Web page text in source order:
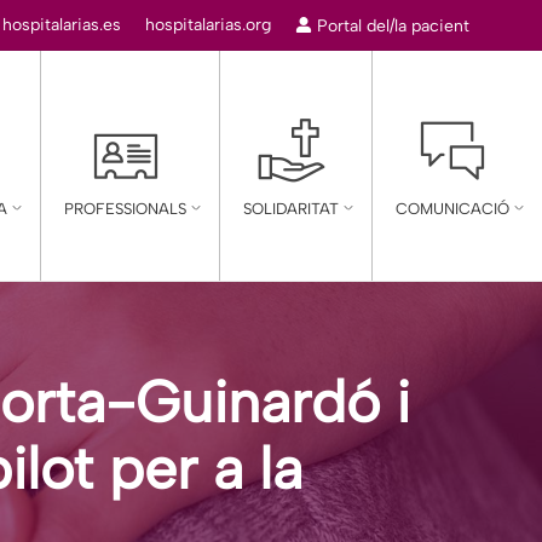
hospitalarias.es hospitalarias.org Portal del/la pacient
PROFESSIONALS SOLIDARITAT COMUNICACIÓ
Guinardó i
per a la